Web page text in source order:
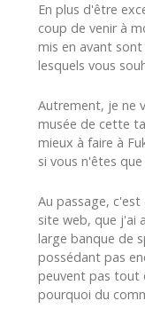
En plus d'être
coup de venir à
mis en avant
lesquels vous
Autrement, je ne
musée de cette
mieux à faire à
si vous n'êtes
Au passage,
site web, que j'ai
large banque de
possédant pas
peuvent pas tout
pourquoi du